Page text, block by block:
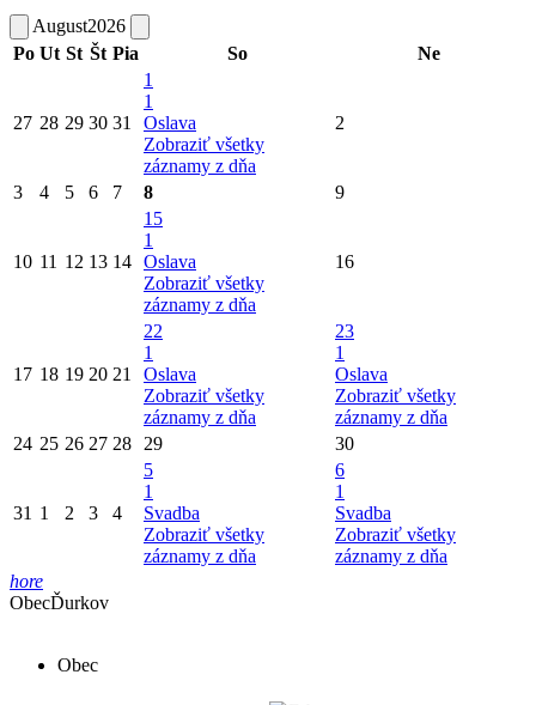
August2026
Po Ut St Št Pia So Ne
27 28 29 30 31
1
1
Oslava
Zobraziť všetky
záznamy z dňa
2
3 4 5 6 7 8 9
10 11 12 13 14
15
1
Oslava
Zobraziť všetky
záznamy z dňa
16
17 18 19 20 21
22
1
Oslava
Zobraziť všetky
záznamy z dňa
23
1
Oslava
Zobraziť všetky
záznamy z dňa
24 25 26 27 28 29 30
31 1 2 3 4
5
1
Svadba
Zobraziť všetky
záznamy z dňa
6
1
Svadba
Zobraziť všetky
záznamy z dňa
hore
ObecĎurkov
Obec